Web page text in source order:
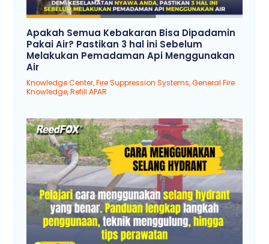
Apakah Semua Kebakaran Bisa Dipadamin
Pakai Air? Pastikan 3 hal ini Sebelum
Melakukan Pemadaman Api Menggunakan
Air
Knowledge Center,Fire Suppression Systems,General Fire
Knowledge,Refill APAR